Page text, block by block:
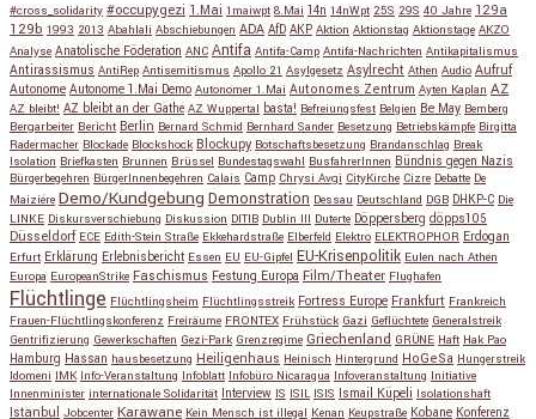
#cross_solidarity #occupygezi 1.Mai 1maiwpt 8.Mai 14n 14nWpt 25S 29S 40 Jahre 129a
129b 1993 2013 Abahlali Abschiebungen ADA AfD AKP Aktion Aktionstag Aktionstage AKZO
Analyse Anatolische Föderation ANC Antifa Antifa-Camp Antifa-Nachrichten Antikapitalismus
Antirassismus AntiRep Antisemitismus Apollo 21 Asylgesetz Asylrecht Athen Audio Aufruf
Autonome Autonome 1.Mai Demo Autonomer 1.Mai Autonomes Zentrum Ayten Kaplan AZ
AZ bleibt! AZ bleibt an der Gathe AZ Wuppertal basta! Befreiungsfest Belgien Be May Bemberg
Bergarbeiter Bericht Berlin Bernard Schmid Bernhard Sander Besetzung Betriebskämpfe Birgitta
Radermacher Blockade Blockshock Blockupy Botschaftsbesetzung Brandanschlag Break
Isolation Briefkasten Brunnen Brüssel Bundestagswahl BusfahrerInnen Bündnis gegen Nazis
Bürgerbegehren BürgerInnenbegehren Calais Camp Chrysi Avgi CityKirche Cizre Debatte De
Maiziére Demo/Kundgebung Demonstration Dessau Deutschland DGB DHKP-C Die
LINKE Diskursverschiebung Diskussion DITIB Dublin III Duterte Döppersberg döpps105
Düsseldorf ECE Edith-Stein Straße Ekkehardstraße Elberfeld Elektro ELEKTROPHOR Erdogan
Erfurt Erklärung Erlebnisbericht Essen EU EU-Gipfel EU-Krisenpolitik Eulen nach Athen
Europa EuropeanStrike Faschismus Festung Europa Film/Theater Flughafen
Flüchtlinge Flüchtlingsheim Flüchtlingsstreik Fortress Europe Frankfurt Frankreich
Frauen-Flüchtlingskonferenz Freiräume FRONTEX Frühstück Gazi Geflüchtete Generalstreik
Gentrifizierung Gewerkschaften Gezi-Park Grenzregime Griechenland GRÜNE Haft Hak Pao
Hamburg Hassan hausbesetzung Heiligenhaus Heinisch Hintergrund HoGeSa Hungerstreik
Idomeni IMK Info-Veranstaltung Infoblatt Infobüro Nicaragua Infoveranstaltung Initiative
Innenminister internationale Solidarität Interview IS ISIL ISIS Ismail Küpeli Isolationshaft
Istanbul Jobcenter Karawane Kein Mensch ist illegal Kenan Keupstraße Kobane Konferenz